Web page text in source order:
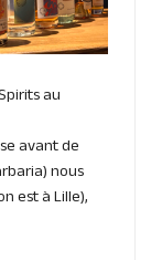
au
avant de
nous
est à Lille),